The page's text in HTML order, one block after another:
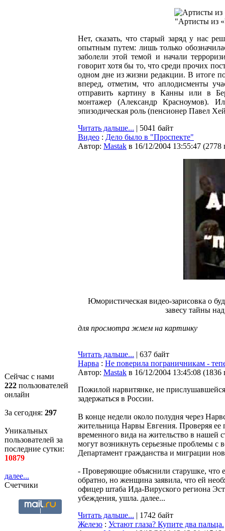
Сейчас с нами
222 пользователей
онлайн
За сегодня: 297
Уникальных
пользователей за
последние сутки:
10879
далее...
Счетчики
"Артисты из
Нет, сказать, что старый заряд у нас
опытным путем: лишь только
заболели этой темой и начали
говорит хотя бы то, что среди прочих
одном дне из жизни редакции. В итоге
вперед, отметим, что аплодисменты
отправить картину в Канны или в
монтажер (Александр Красноумов).
эпизодическая роль (пенсионер Павел
Читать дальше... | 5041 байт
Видео : Дело было в "Проспекте"
Автор: Мastak в 16/12/2004 13:55:47 (2778
Юмористическая видео-зарисовка о
завесу тайны
для просмотра жмем на картинку
Читать дальше... | 637 байт
Нарва : Не поверила пограничникам -
Автор: Мastak в 16/12/2004 13:45:08 (1836
Пожилой нарвитянке, не прислушавшейся
задержаться в России.
В конце недели около полудня через
жительница Нарвы Евгения. Проверяя ее
временного вида на жительство в нашей
могут возникнуть серьезные проблемы с
Департамент гражданства и миграции
- Проверяющие объяснили старушке, что
обратно, но женщина заявила, что ей
офицер штаба Ида-Вируского региона
убеждения, ушла. далее...
Читать дальше... | 1742 байт
Железо : Устают глаза? Купите два пальца.